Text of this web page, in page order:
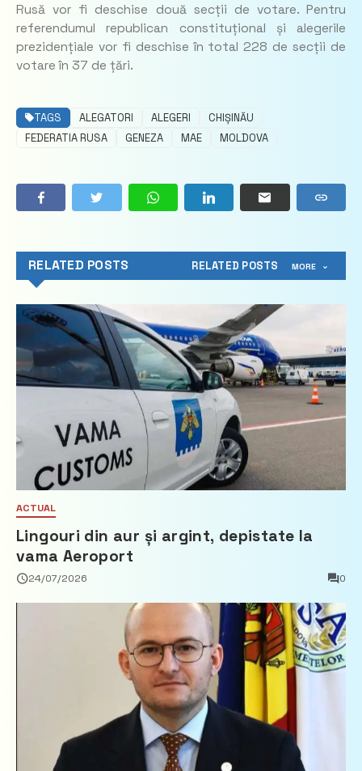
Rusă vor fi deschise două secții de votare. Pentru
referendumul republican constituțional și alegerile
prezidențiale vor fi deschise în total 228 de secții de
votare în 37 de țări.
TAGS ALEGATORI ALEGERI
CHIȘINĂU
FEDERATIA RUSA
GENEZA MAE MOLDOVA
RELATED POSTS RELATED POSTS MORE
ACTUAL
Lingouri din aur și argint, depistate la
vama Aeroport
24/07/2026 0